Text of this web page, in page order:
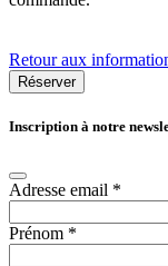
Retour aux
Réserver
Inscription à notre
Adresse email *
Prénom *